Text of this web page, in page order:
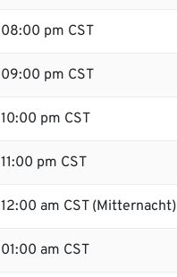
08:00 pm CST
09:00 pm CST
10:00 pm CST
11:00 pm CST
12:00 am CST (Mitternacht)
01:00 am CST